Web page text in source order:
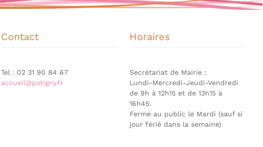
Contact
Tel : 02 31 90 84 67
accueil@potigny.fr
Horaires
Secrétariat de Mairie :
Lundi-Mercredi-Jeudi-Vendredi
de 9h à 12h15 et de 13h15 à
16h45.
Fermé au public le Mardi (sauf si
jour férié dans la semaine)